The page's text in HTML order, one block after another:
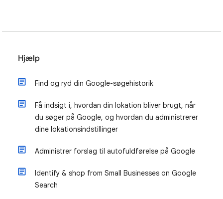
Hjælp
Find og ryd din Google-søgehistorik
Få indsigt i, hvordan din lokation bliver brugt, når
du søger på Google, og hvordan du administrerer
dine lokationsindstillinger
Administrer forslag til autofuldførelse på Google
Identify & shop from Small Businesses on Google
Search